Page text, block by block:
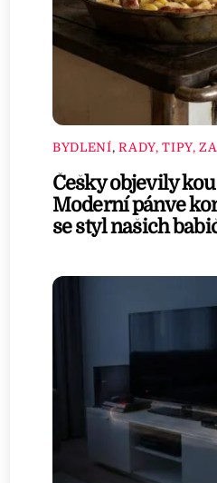
BYDLENÍ,RADY, TIPY,
Češky objevily
Moderní pánve
se styl našich